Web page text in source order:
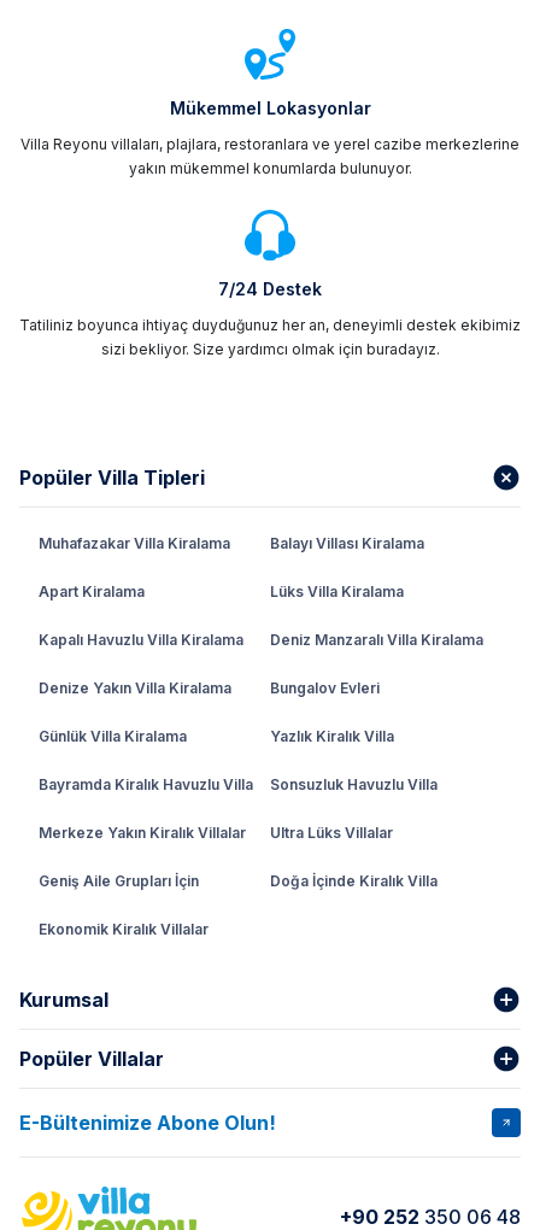
Mükemmel Lokasyonlar
Villa Reyonu villaları, plajlara, restoranlara ve yerel cazibe merkezlerine
yakın mükemmel konumlarda bulunuyor.
7/24 Destek
Tatiliniz boyunca ihtiyaç duyduğunuz her an, deneyimli destek ekibimiz
sizi bekliyor. Size yardımcı olmak için buradayız.
Popüler Villa Tipleri
Muhafazakar Villa Kiralama Balayı Villası Kiralama
Apart Kiralama Lüks Villa Kiralama
Kapalı Havuzlu Villa Kiralama Deniz Manzaralı Villa Kiralama
Denize Yakın Villa Kiralama Bungalov Evleri
Günlük Villa Kiralama Yazlık Kiralık Villa
Bayramda Kiralık Havuzlu Villa Sonsuzluk Havuzlu Villa
Merkeze Yakın Kiralık Villalar Ultra Lüks Villalar
Geniş Aile Grupları İçin Doğa İçinde Kiralık Villa
Ekonomik Kiralık Villalar
Kurumsal
Hakkımızda
İptal Şartları Banka Hesapları
Kurumsal Blog
Yorumlar Nasıl Kiralarım
Popüler Villalar
VİLLA SALKIM VİLLA SLAY 1
VİLLA OLENNA 1 VİLLA MERT
E-Bültenimize Abone Olun!
+90 252 350 06 48